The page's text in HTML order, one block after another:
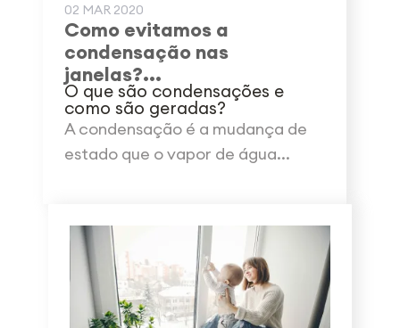
02 MAR 2020
Como evitamos a
condensação nas
janelas?...
O que são condensações e
como são geradas?
A condensação é a mudança de
estado que o vapor de água...